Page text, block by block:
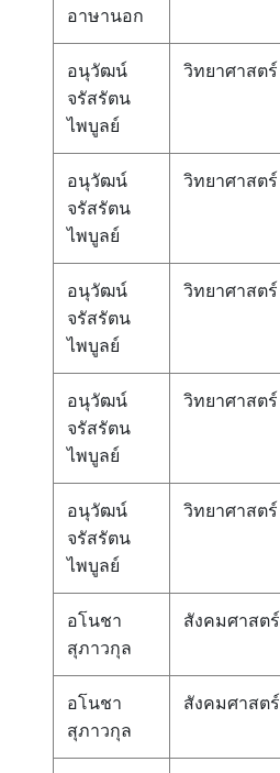
อาษานอก
อนุวัฒน์
จรัสรัตน
ไพบูลย์
วิทยาศาสตร์
อนุวัฒน์
จรัสรัตน
ไพบูลย์
วิทยาศาสตร์
อนุวัฒน์
จรัสรัตน
ไพบูลย์
วิทยาศาสตร์
อนุวัฒน์
จรัสรัตน
ไพบูลย์
วิทยาศาสตร์
อนุวัฒน์
จรัสรัตน
ไพบูลย์
วิทยาศาสตร์
อโนชา
สุภาวกุล
สังคมศาสตร์
อโนชา
สุภาวกุล
สังคมศาสตร์